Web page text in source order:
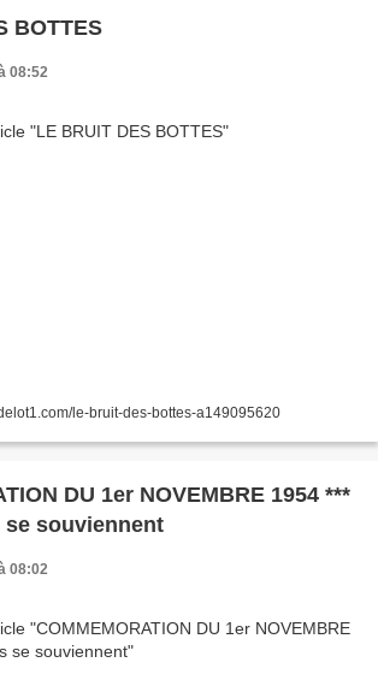
BOTTES
08:52
le-bruit-des-bottes-a149095620
DU 1er NOVEMBRE 1954 ***
souviennent
08:02